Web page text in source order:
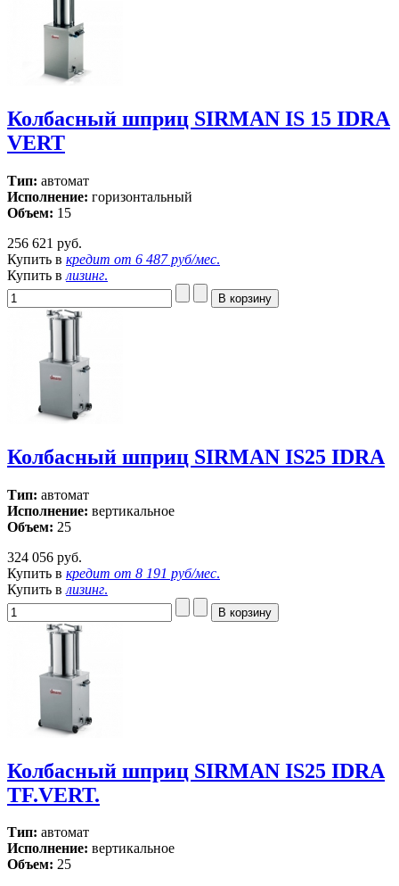
Колбасный шприц SIRMAN IS 15 IDRA
VERT
Тип: автомат
Исполнение: горизонтальный
Объем: 15
256 621 руб.
Купить в кредит от 6 487 руб/мес.
Купить в лизинг.
Колбасный шприц SIRMAN IS25 IDRA
Тип: автомат
Исполнение: вертикальное
Объем: 25
324 056 руб.
Купить в кредит от 8 191 руб/мес.
Купить в лизинг.
Колбасный шприц SIRMAN IS25 IDRA
TF.VERT.
Тип: автомат
Исполнение: вертикальное
Объем: 25